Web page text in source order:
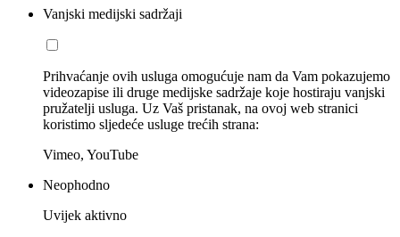
Vanjski medijski sadržaji
Prihvaćanje ovih usluga omogućuje nam da Vam pokazujemo
videozapise ili druge medijske sadržaje koje hostiraju vanjski
pružatelji usluga. Uz Vaš pristanak, na ovoj web stranici
koristimo sljedeće usluge trećih strana:
Vimeo, YouTube
Neophodno
Uvijek aktivno